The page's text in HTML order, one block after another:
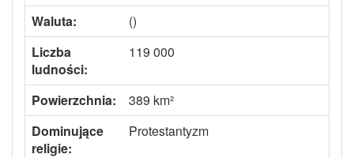
Waluta:
()
Liczba
ludności:
119 000
Powierzchnia:
389 km²
Dominujące
religie:
Protestantyzm